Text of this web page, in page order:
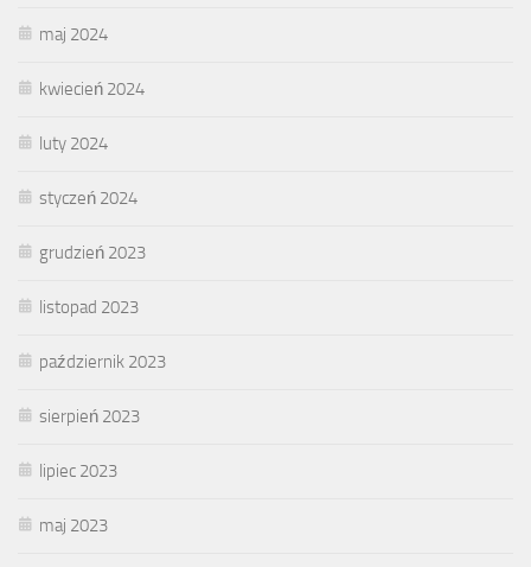
maj 2024
kwiecień 2024
luty 2024
styczeń 2024
grudzień 2023
listopad 2023
październik 2023
sierpień 2023
lipiec 2023
maj 2023